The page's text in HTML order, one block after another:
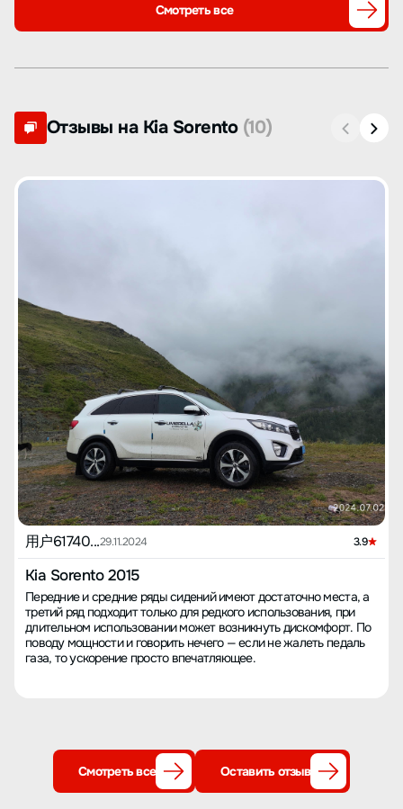
Смотреть все
Отзывы на Kia Sorento (10)
用户61740...29.11.2024 3.9
Kia Sorento 2015
Передние и средние ряды сидений имеют достаточно места, а
третий ряд подходит только для редкого использования, при
длительном использовании может возникнуть дискомфорт. По
поводу мощности и говорить нечего — если не жалеть педаль
газа, то ускорение просто впечатляющее.
Смотреть все Оставить отзыв